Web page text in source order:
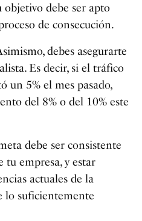
objetivo debe ser apto
de consecución.
debes asegurarte
Es decir, si el tráfico
un 5% el mes pasado,
del 8% o del 10% este
debe ser consistente
tu empresa, y estar
actuales de la
lo suficientemente